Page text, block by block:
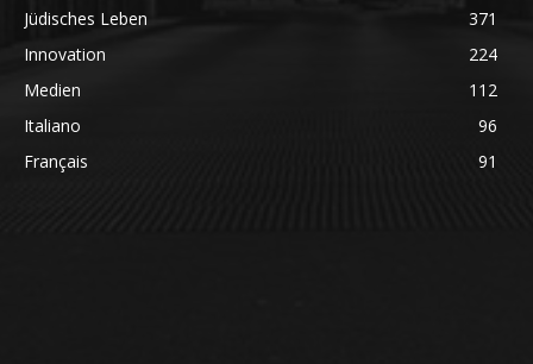
Jüdisches Leben
371
Innovation
224
Medien
112
Italiano
96
Français
91